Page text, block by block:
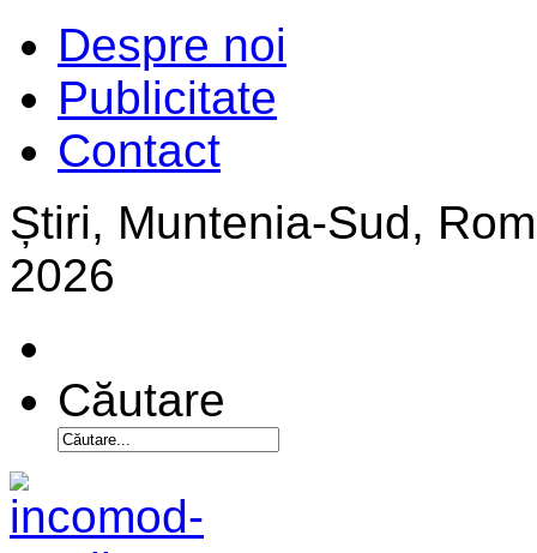
Despre noi
Publicitate
Contact
Știri, Muntenia-Sud,
2026
Căutare